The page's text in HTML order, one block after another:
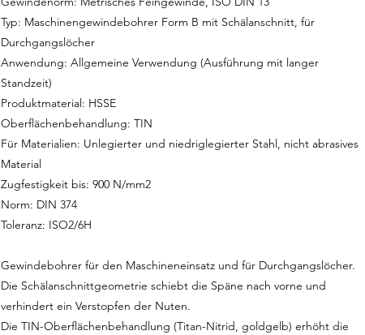
Typ: Maschinengewindebohrer Form B mit Schälanschnitt, für
Durchgangslöcher
Anwendung: Allgemeine Verwendung (Ausführung mit langer
Standzeit)
Produktmaterial: HSSE
Oberflächenbehandlung: TIN
Für Materialien: Unlegierter und niedriglegierter Stahl, nicht abrasives
Material
Zugfestigkeit bis: 900 N/mm2
Norm: DIN 374
Toleranz: ISO2/6H
Gewindebohrer für den Maschineneinsatz und für Durchgangslöcher.
Die Schälanschnittgeometrie schiebt die Späne nach vorne und
verhindert ein Verstopfen der Nuten.
Die TIN-Oberflächenbehandlung (Titan-Nitrid, goldgelb) erhöht die